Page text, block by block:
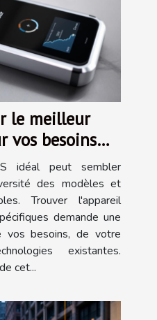
le meilleur
vos besoins
idéal peut sembler
des modèles et
Trouver l'appareil
demande une
vos besoins, de votre
existantes.
cet...